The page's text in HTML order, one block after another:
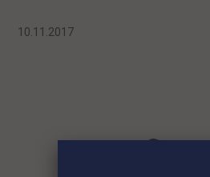
10.11.2017